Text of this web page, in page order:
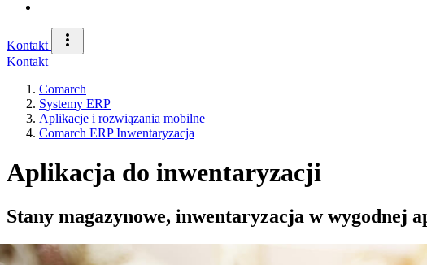
Kontakt
Kontakt
Comarch
Systemy ERP
Aplikacje i rozwiązania mobilne
Comarch ERP Inwentaryzacja
Aplikacja do inwentaryzacji
Stany magazynowe, inwentaryzacja w wygodnej